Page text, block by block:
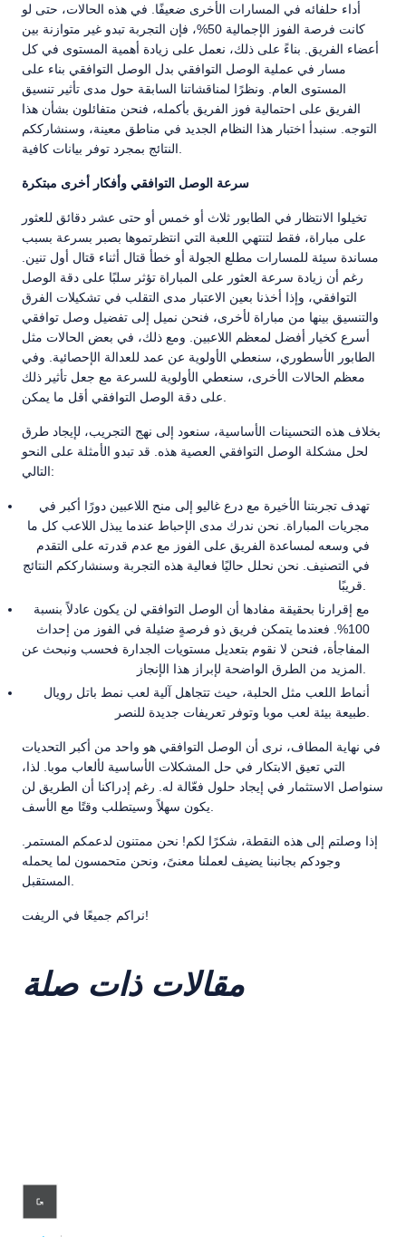
أداء حلفائه في المسارات الأخرى ضعيفًا. في هذه الحالات، حتى لو
كانت فرصة الفوز الإجمالية 50%، فإن التجربة تبدو غير متوازنة بين
أعضاء الفريق. بناءً على ذلك، نعمل على زيادة أهمية المستوى في كل
مسار في عملية الوصل التوافقي بدل الوصل التوافقي بناء على
المستوى العام. ونظرًا لمناقشاتنا السابقة حول مدى تأثير تنسيق
الفريق على احتمالية فوز الفريق بأكمله، فنحن متفائلون بشأن هذا
التوجه. سنبدأ اختبار هذا النظام الجديد في مناطق معينة، وسنشارككم
سرعة الوصل التوافقي وأفكار أخرى مبتكرة
تخيلوا الانتظار في الطابور ثلاث أو خمس أو حتى عشر دقائق للعثور
على مباراة، فقط لتنتهي اللعبة التي انتظرتموها بصبر بسرعة بسبب
مساندة سيئة للمسارات مطلع الجولة أو خطأ قتال أثناء قتال أول تنين.
رغم أن زيادة سرعة العثور على المباراة تؤثر سلبًا على دقة الوصل
التوافقي، وإذا أخذنا بعين الاعتبار مدى التقلب في تشكيلات الفرق
والتنسيق بينها من مباراة لأخرى، فنحن نميل إلى تفضيل وصل توافقي
أسرع كخيار أفضل لمعظم اللاعبين. ومع ذلك، في بعض الحالات مثل
الطابور الأسطوري، سنعطي الأولوية عن عمد للعدالة الإحصائية. وفي
معظم الحالات الأخرى، سنعطي الأولوية للسرعة مع جعل تأثير ذلك
بخلاف هذه التحسينات الأساسية، سنعود إلى نهج التجريب، لإيجاد طرق
لحل مشكلة الوصل التوافقي العصية هذه. قد تبدو الأمثلة على النحو
التالي:
تهدف تجربتنا الأخيرة مع درع غاليو إلى منح اللاعبين دورًا أكبر في
مجريات المباراة. نحن ندرك مدى الإحباط عندما يبذل اللاعب كل ما
في وسعه لمساعدة الفريق على الفوز مع عدم قدرته على التقدم
في التصنيف. نحن نحلل حاليًا فعالية هذه التجربة وسنشارككم النتائج
مع إقرارنا بحقيقة مفادها أن الوصل التوافقي لن يكون عادلاً بنسبة
100%. فعندما يتمكن فريق ذو فرصةٍ ضئيلة في الفوز من إحداث
المفاجأة، فنحن لا نقوم بتعديل مستويات الجدارة فحسب ونبحث عن
أنماط اللعب مثل الحلبة، حيث تتجاهل آلية لعب نمط باتل رويال
في نهاية المطاف، نرى أن الوصل التوافقي هو واحد من أكبر التحديات
التي تعيق الابتكار في حل المشكلات الأساسية لألعاب موبا. لذا،
سنواصل الاستثمار في إيجاد حلول فعّالة له. رغم إدراكنا أن الطريق لن
إذا وصلتم إلى هذه النقطة، شكرًا لكم! نحن ممتنون لدعمكم المستمر.
وجودكم بجانبنا يضيف لعملنا معنىً، ونحن متحمسون لما يحمله
نراكم جميعًا في الريفت!
مقالات ذات صلة